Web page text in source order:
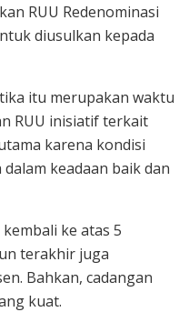
RUU Redenominasi
diusulkan kepada
itu merupakan waktu
RUU inisiatif terkait
karena kondisi
keadaan baik dan
ke atas 5
terakhir juga
Bahkan, cadangan
kuat.